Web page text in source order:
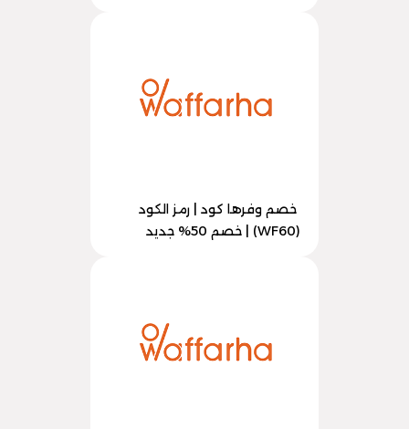
خصم وفرها كود | رمز الكود
(WF60) | خصم 50% جديد